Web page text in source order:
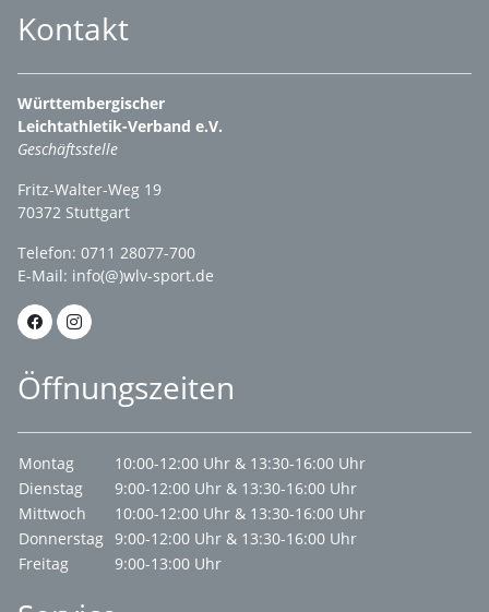
Kontakt
Württembergischer
Leichtathletik-Verband e.V.
Geschäftsstelle
Fritz-Walter-Weg 19
70372 Stuttgart
Telefon: 0711 28077-700
E-Mail: info(@)wlv-sport.de
Öffnungszeiten
Montag
10:00-12:00 Uhr & 13:30-16:00 Uhr
Dienstag
9:00-12:00 Uhr & 13:30-16:00 Uhr
Mittwoch
10:00-12:00 Uhr & 13:30-16:00 Uhr
Donnerstag 9:00-12:00 Uhr & 13:30-16:00 Uhr
Freitag
9:00-13:00 Uhr